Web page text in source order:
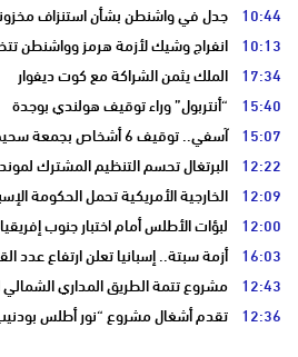
10:44 جدل في واشنطن بشأن استنزاف
10:13 انفراج وشيك لأزمة هرمز وواشنطن
17:34 الملك يثمن الشراكة مع كوت ديفوار
15:40 “أنتربول” وراء توقيف هولندي بوجدة
15:07 آسفي.. توقيف 6 أشخاص بجمعة سحيم للاشتباه في التنقيب عن الكنوز .
12:22 البرتغال تحسم التنظيم المشترك لمونديال 2030 وتتمسك بالشراكة مع المغرب
12:09 الخارجية الأمريكية تحمل الحكومة
12:00 لبؤات الأطلس أمام اختبار جنوب
16:03 أزمة سبتة.. إسبانيا تعلن ارتفاع عدد القتلى
12:43 مشروع تتمة الطريق المداري الشمالي
12:36 تقدم أشغال مشروع “نور أطلس بودنيب” بالرشيدية..